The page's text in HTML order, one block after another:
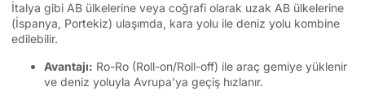
İtalya gibi AB ülkelerine veya coğrafi olarak uzak AB ülkelerine
(İspanya, Portekiz) ulaşımda, kara yolu ile deniz yolu kombine
edilebilir.
Avantajı: Ro-Ro (Roll-on/Roll-off) ile araç gemiye yüklenir
ve deniz yoluyla Avrupa’ya geçiş hızlanır.